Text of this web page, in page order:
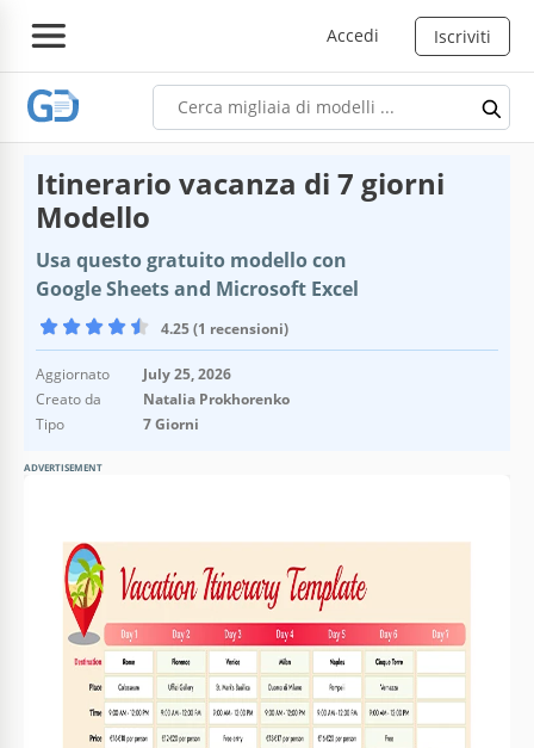
Accedi Iscriviti
Itinerario vacanza di 7 giorni
Modello
Usa questo gratuito modello con
Google Sheets and Microsoft Excel
4.25 (1 recensioni)
Aggiornato
July 25, 2026
Creato da
Natalia Prokhorenko
Tipo
7 Giorni
ADVERTISEMENT